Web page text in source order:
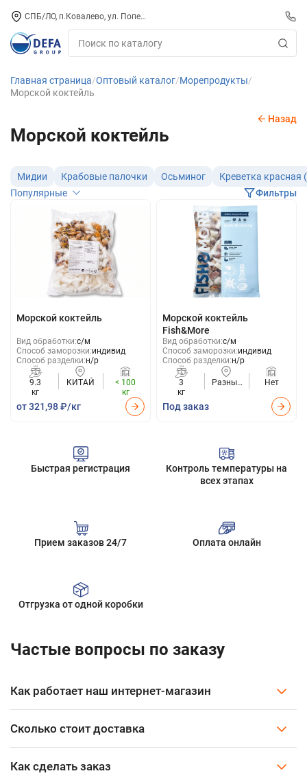
СПБ/ЛО, п.Ковалево, ул. Поперечная, д. 15, СК «ПИРС» («МОРОЗКО»)
Главная страница Оптовый каталог Морепродукты
Морской коктейль
Морской коктейль
Назад
Мидии Крабовые палочки Осьминог
Креветка красная
Популярные
Фильтры
Морской коктейль
Вид обработки:с/м
Способ заморозки:индивид
Способ разделки:н/р
9.3
кг
КИТАЙ
< 100
кг
от 321,98 ₽/кг
Морской коктейль
Fish&More
Вид обработки:с/м
Способ заморозки:индивид
Способ разделки:н/р
3
кг
Разные
Нет
Под заказ
Быстрая регистрация
Контроль температуры на
всех этапах
Прием заказов 24/7 Оплата онлайн
Отгрузка от одной коробки
Частые вопросы по заказу
Как работает наш интернет-магазин
Сколько стоит доставка
Как сделать заказ